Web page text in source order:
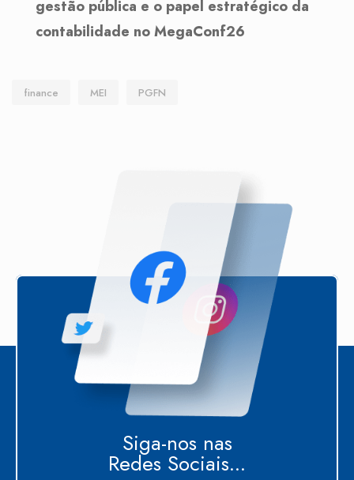
gestão pública e o papel estratégico da
contabilidade no MegaConf26
finance MEI PGFN
Siga-nos nas
Redes Sociais...